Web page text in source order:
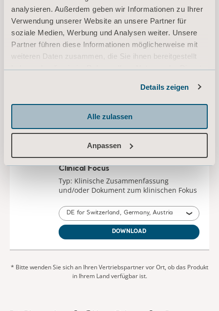
analysieren. Außerdem geben wir Informationen zu Ihrer
Verwendung unserer Website an unsere Partner für
soziale Medien, Werbung und Analysen weiter. Unsere
Partner führen diese Informationen möglicherweise mit
weiteren Daten zusammen, die Sie ihnen bereitgestellt
haben oder die sie im Rahmen Ihrer Nutzung der Dienste
Details zeigen
Alle zulassen
Anpassen
DE, EN, NL, FR, IT, ES, ZH for Switzerland, International, United States of America, Australia, Belgium, Germany, Spain, France, United Kingdom of Great Britain and Northern Ireland, Ireland, Canada, New Zealand, Italy, Netherlands, China, Austria, South Africa
DOWNLOAD
Sling selection and application
und/oder Dokument zum klinischen Fokus
DOWNLOAD
* Bitte wenden Sie sich an Ihren Vertriebspartner vor Ort, ob das Produkt
Wir sind für Sie da!
Sie finden nicht, wonach Sie suchen? Wir helfen